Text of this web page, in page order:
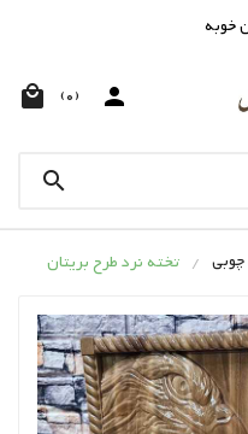
خوبه

 (0)

تخته نرد طرح بریتان